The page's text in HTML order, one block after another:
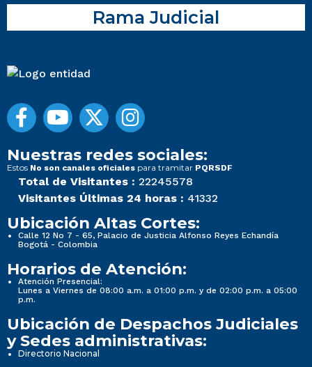
Rama Judicial
Nuestras redes sociales:
Estos No son canales oficiales para tramitar PQRSDF
Total de Visitantes : 22245578
Visitantes Últimas 24 horas : 41332
Ubicación Altas Cortes:
Calle 12 No 7 - 65, Palacio de Justicia Alfonso Reyes Echandía
Bogotá - Colombia
Horarios de Atención:
Atención Presencial:
Lunes a Viernes de 08:00 a.m. a 01:00 p.m. y de 02:00 p.m. a 05:00
p.m.
Ubicación de Despachos Judiciales
y Sedes administrativas:
Directorio Nacional